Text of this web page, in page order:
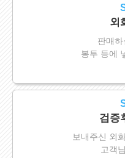
외
판매
봉투 등에
검증
보내주신 외
고객